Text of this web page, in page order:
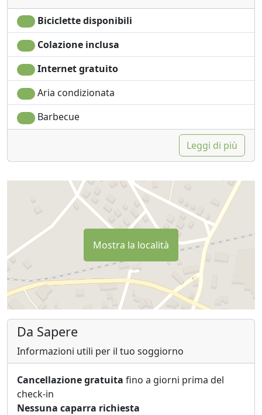
Biciclette disponibili
Colazione inclusa
Internet gratuito
Aria condizionata
Barbecue
Leggi di più
Mostra la località
Da Sapere
Informazioni utili per il tuo soggiorno
Cancellazione gratuita fino a giorni prima del
check-in
Nessuna caparra richiesta